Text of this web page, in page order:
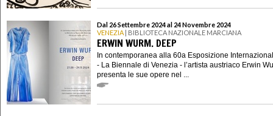
Dal 26 Settembre 2024 al 24 Novembre 2024
VENEZIA | BIBLIOTECA NAZIONALE MARCIANA
ERWIN WURM. DEEP
In contemporanea alla 60a Esposizione
- La Biennale di Venezia - l’artista austriaco Erwin
presenta le sue opere nel ...